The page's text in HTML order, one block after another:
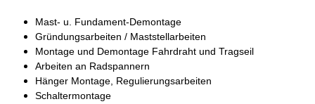
Mast- u. Fundament-Demontage
Gründungsarbeiten / Maststellarbeiten
Montage und Demontage Fahrdraht und Tragseil
Arbeiten an Radspannern
Hänger Montage, Regulierungsarbeiten
Schaltermontage